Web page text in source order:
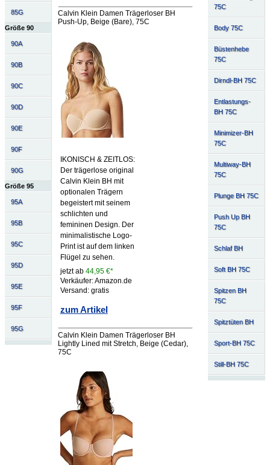
85G
Größe 90
90A
90B
90C
90D
90E
90F
90G
Größe 95
95A
95B
95C
95D
95E
95F
95G
75C
Body 75C
Büstenhebe
75C
Dirndl-BH 75C
Entlastungs-
BH 75C
Minimizer-BH
75C
Multiway-BH
75C
Plunge BH 75C
Push Up BH
75C
Schlaf BH
Soft BH 75C
Spitzen BH
75C
Spitztüten BH
Sport-BH 75C
Still-BH 75C
Calvin Klein Damen Trägerloser BH
Push-Up, Beige (Bare), 75C
IKONISCH & ZEITLOS:
Der trägerlose original
Calvin Klein BH mit
optionalen Trägern
begeistert mit seinem
schlichten und
femininen Design. Der
minimalistische Logo-
Print ist auf dem linken
Flügel zu sehen.
jetzt ab 44,95 €*
Verkäufer: Amazon.de
Versand: gratis
zum Artikel
Calvin Klein Damen Trägerloser BH
Lightly Lined mit Stretch, Beige (Cedar),
75C